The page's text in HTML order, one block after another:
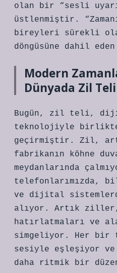
olan bir “sesli
üstlenmiştir.
bireyleri sürekli
döngüsüne dahil
Modern
Dünyada Zil Teli
Bugün, zil teli,
teknolojiyle
geçirmiştir. Zil,
fabrikanın köhne
meydanlarında
telefonlarımızda,
ve dijital
alıyor. Artık
hatırlatmaları ve
simgeliyor. Her bir
sesiyle eşleşiyor
daha ritmik bir